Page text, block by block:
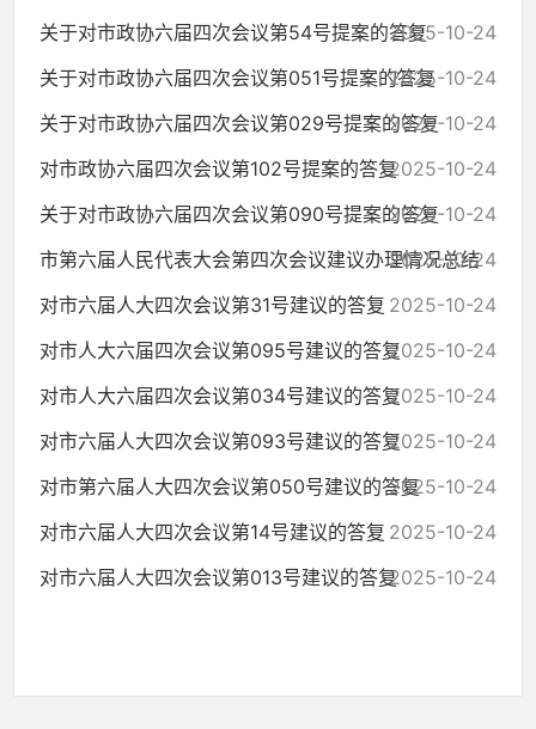
关于对市政协六届四次会议第54号提案的答复2025-10-24
关于对市政协六届四次会议第051号提案的答复2025-10-24
关于对市政协六届四次会议第029号提案的答复2025-10-24
对市政协六届四次会议第102号提案的答复2025-10-24
关于对市政协六届四次会议第090号提案的答复2025-10-24
市第六届人民代表大会第四次会议建议办理情况总结
2025-10-24
对市六届人大四次会议第31号建议的答复 2025-10-24
对市人大六届四次会议第095号建议的答复2025-10-24
对市人大六届四次会议第034号建议的答复2025-10-24
对市六届人大四次会议第093号建议的答复2025-10-24
对市第六届人大四次会议第050号建议的答复2025-10-24
对市六届人大四次会议第14号建议的答复 2025-10-24
对市六届人大四次会议第013号建议的答复2025-10-24